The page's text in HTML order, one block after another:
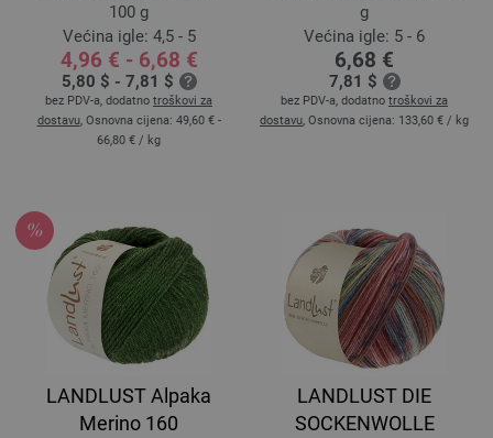
100 g
Većina igle: 4,5 - 5
4,96 € - 6,68 €
5,80 $ - 7,81 $
bez PDV-a, dodatno troškovi za
dostavu, Osnovna cijena: 49,60 € -
66,80 € / kg
g
Većina igle: 5 - 6
6,68 €
7,81 $
bez PDV-a, dodatno troškovi za
dostavu, Osnovna cijena: 133,60 € / kg
LANDLUST Alpaka
Merino 160
LANDLUST DIE
SOCKENWOLLE